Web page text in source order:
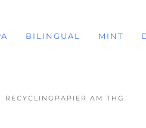
BILINGUAL MINT
RECYCLINGPAPIER AM THG